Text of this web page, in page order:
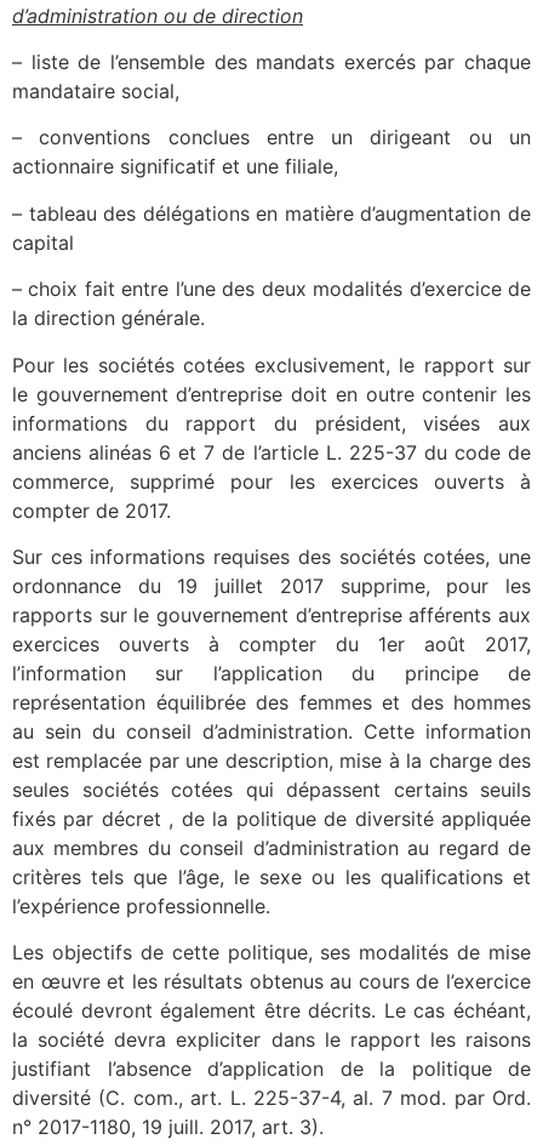
d’administration ou de direction
– liste de l’ensemble des mandats exercés par chaque
mandataire social,
– conventions conclues entre un dirigeant ou un
actionnaire significatif et une filiale,
– tableau des délégations en matière d’augmentation de
capital
– choix fait entre l’une des deux modalités d’exercice de
la direction générale.
Pour les sociétés cotées exclusivement, le rapport sur
le gouvernement d’entreprise doit en outre contenir les
informations du rapport du président, visées aux
anciens alinéas 6 et 7 de l’article L. 225-37 du code de
commerce, supprimé pour les exercices ouverts à
compter de 2017.
Sur ces informations requises des sociétés cotées, une
ordonnance du 19 juillet 2017 supprime, pour les
rapports sur le gouvernement d’entreprise afférents aux
exercices ouverts à compter du 1er août 2017,
l’information sur l’application du principe de
représentation équilibrée des femmes et des hommes
au sein du conseil d’administration. Cette information
est remplacée par une description, mise à la charge des
seules sociétés cotées qui dépassent certains seuils
fixés par décret , de la politique de diversité appliquée
aux membres du conseil d’administration au regard de
critères tels que l’âge, le sexe ou les qualifications et
l’expérience professionnelle.
Les objectifs de cette politique, ses modalités de mise
en œuvre et les résultats obtenus au cours de l’exercice
écoulé devront également être décrits. Le cas échéant,
la société devra expliciter dans le rapport les raisons
justifiant l’absence d’application de la politique de
diversité (C. com., art. L. 225-37-4, al. 7 mod. par Ord.
n° 2017-1180, 19 juill. 2017, art. 3).